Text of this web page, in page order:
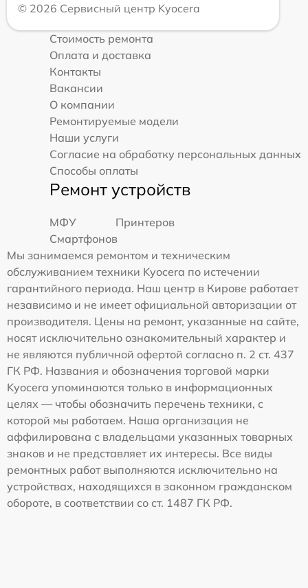
© 2026 Сервисный центр Kyocera
Стоимость ремонта
Оплата и доставка
Контакты
Вакансии
О компании
Ремонтируемые модели
Наши услуги
Согласие на обработку персональных данных
Способы оплаты
Ремонт устройств
МФУ
Принтеров
Смартфонов
Мы занимаемся ремонтом и техническим
обслуживанием техники Kyocera по истечении
гарантийного периода. Наш центр в Кирове работает
независимо и не имеет официальной авторизации от
производителя. Цены на ремонт, указанные на сайте,
носят исключительно ознакомительный характер и
не являются публичной офертой согласно п. 2 ст. 437
ГК РФ. Названия и обозначения торговой марки
Kyocera упоминаются только в информационных
целях — чтобы обозначить перечень техники, с
которой мы работаем. Наша организация не
аффилирована с владельцами указанных товарных
знаков и не представляет их интересы. Все виды
ремонтных работ выполняются исключительно на
устройствах, находящихся в законном гражданском
обороте, в соответствии со ст. 1487 ГК РФ.